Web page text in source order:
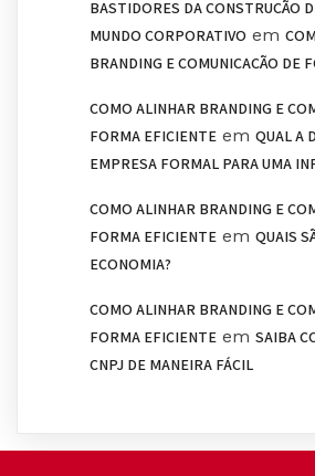
BASTIDORES DA CONSTRUÇÃO
MUNDO CORPORATIVO em
BRANDING E COMUNICAÇÃO DE
COMO ALINHAR BRANDING E
FORMA EFICIENTE em QUAL A
EMPRESA FORMAL PARA UMA
COMO ALINHAR BRANDING E
FORMA EFICIENTE em QUAIS
ECONOMIA?
COMO ALINHAR BRANDING E
FORMA EFICIENTE em SAIBA
CNPJ DE MANEIRA FÁCIL